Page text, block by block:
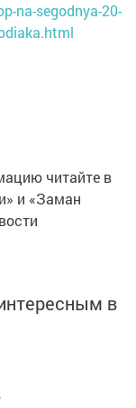
na-segodnya-20-
читайте в
и «Заман
в